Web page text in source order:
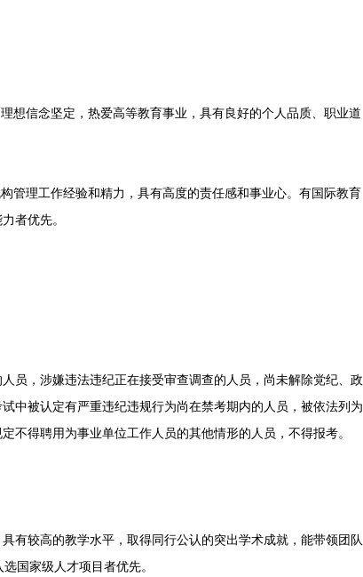
信念坚定，热爱高等教育事业，具有良好的个人品质、职业道
理工作经验和精力，具有高度的责任感和事业心。有国际教育
者优先。
，涉嫌违法违纪正在接受审查调查的人员，尚未解除党纪、政
中被认定有严重违纪违规行为尚在禁考期内的人员，被依法列为
不得聘用为事业单位工作人员的其他情形的人员，不得报考。
较高的教学水平，取得同行公认的突出学术成就，能带领团队
国家级人才项目者优先。